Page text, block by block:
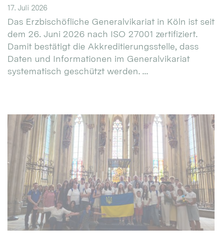
17. Juli 2026
Das Erzbischöfliche Generalvikariat in Köln ist seit
dem 26. Juni 2026 nach ISO 27001 zertifiziert.
Damit bestätigt die Akkreditierungsstelle, dass
Daten und Informationen im Generalvikariat
systematisch geschützt werden. ...